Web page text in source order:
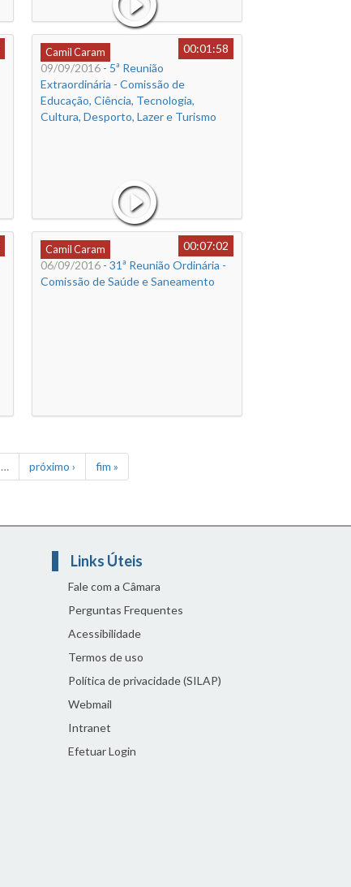
Camil Caram
00:01:58
09/09/2016 - 5ª Reunião
Extraordinária - Comissão de
Educação, Ciência, Tecnologia,
Cultura, Desporto, Lazer e Turismo
Camil Caram
00:07:02
06/09/2016 - 31ª Reunião Ordinária -
Comissão de Saúde e Saneamento
… próximo › fim »
Links Úteis
Fale com a Câmara
Perguntas Frequentes
Acessibilidade
Termos de uso
Política de privacidade (SILAP)
Webmail
Intranet
Efetuar Login